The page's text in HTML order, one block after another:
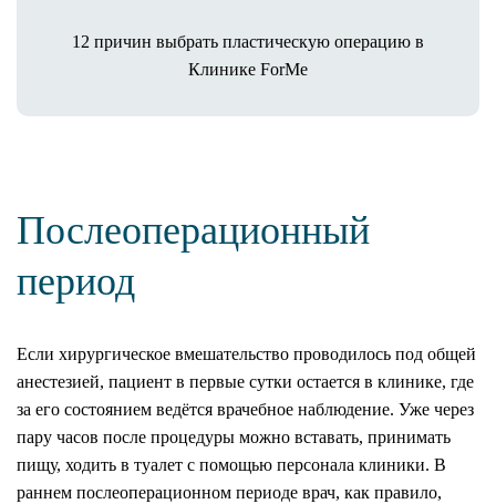
12 причин выбрать пластическую операцию в
Клинике ForMe
Послеоперационный
период
Если хирургическое вмешательство проводилось под общей
анестезией, пациент в первые сутки остается в клинике, где
за его состоянием ведётся врачебное наблюдение. Уже через
пару часов после процедуры можно вставать, принимать
пищу, ходить в туалет с помощью персонала клиники. В
раннем послеоперационном периоде врач, как правило,